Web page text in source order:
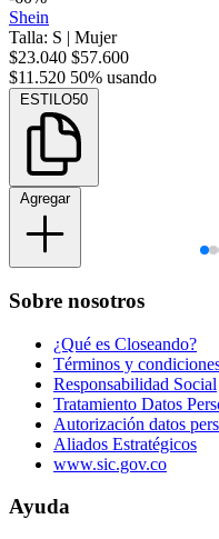
Shein
Talla: S | Mujer
$23.040 $57.600
$11.520 50% usando
ESTILO50
Agregar
Sobre nosotros
¿Qué es Closeando?
Términos y
Responsabilidad Social
Tratamiento Datos
Autorización datos
Aliados Estratégicos
www.sic.gov.co
Ayuda